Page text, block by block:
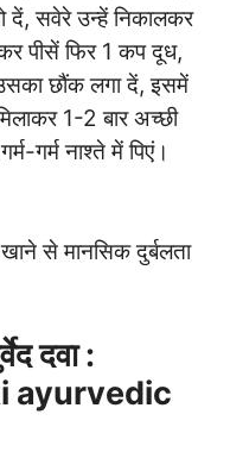
दें, सवेरे उन्हें निकालकर
पीसें फिर 1 कप दूध,
छौंक लगा दें, इसमें
1-2 बार अच्छी
गर्म नाश्ते में पिएं।
से मानसिक दुर्बलता
दवा :
ayurvedic